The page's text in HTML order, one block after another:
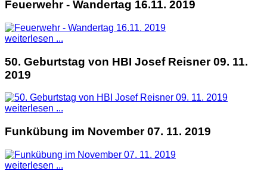
Feuerwehr - Wandertag 16.11. 2019
weiterlesen ...
50. Geburtstag von HBI Josef Reisner 09. 11.
2019
weiterlesen ...
Funkübung im November 07. 11. 2019
weiterlesen ...